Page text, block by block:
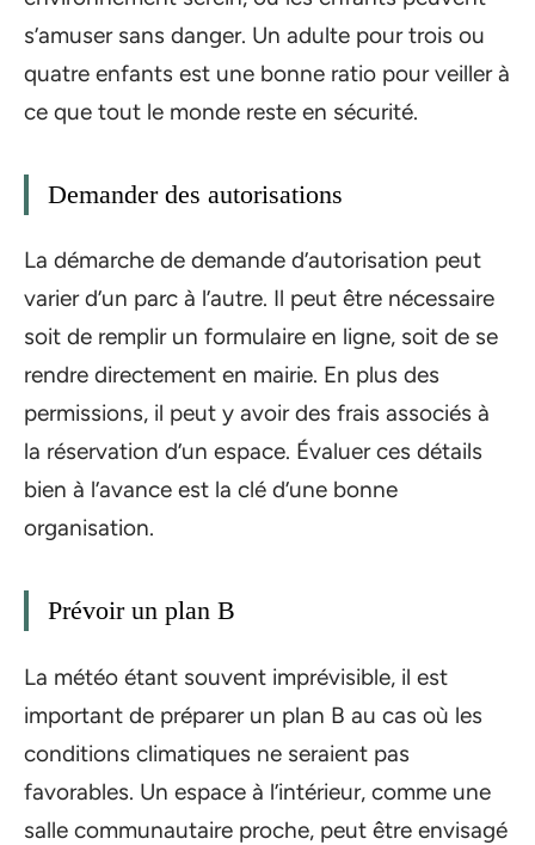
s’amuser sans danger. Un adulte pour trois ou
quatre enfants est une bonne ratio pour veiller à
ce que tout le monde reste en sécurité.
Demander des autorisations
La démarche de demande d’autorisation peut
varier d’un parc à l’autre. Il peut être nécessaire
soit de remplir un formulaire en ligne, soit de se
rendre directement en mairie. En plus des
permissions, il peut y avoir des frais associés à
la réservation d’un espace. Évaluer ces détails
bien à l’avance est la clé d’une bonne
organisation.
Prévoir un plan B
La météo étant souvent imprévisible, il est
important de préparer un plan B au cas où les
conditions climatiques ne seraient pas
favorables. Un espace à l’intérieur, comme une
salle communautaire proche, peut être envisagé